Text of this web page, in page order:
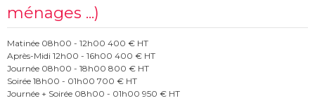
ménages ...)
Matinée 08h00 - 12h00 400 € HT
Après-Midi 12h00 - 16h00 400 € HT
Journée 08h00 - 18h00 800 € HT
Soirée 18h00 - 01h00 700 € HT
Journée + Soirée 08h00 - 01h00 950 € HT